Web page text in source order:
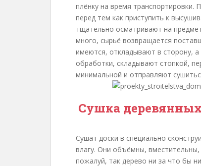
плёнку на время
перед тем как приступить к
тщательно осматривают на
много, сырьё возвращается
имеются, откладывают в сторону,
обработки, складывают стопкой,
минимальной и отправляют
Сушка
Сушат доски в специально
влагу. Они объёмны,
пожалуй, так дерево ни за что бы